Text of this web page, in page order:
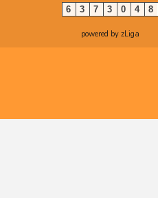
6 3 7 3 0 4 8
powered by zLiga